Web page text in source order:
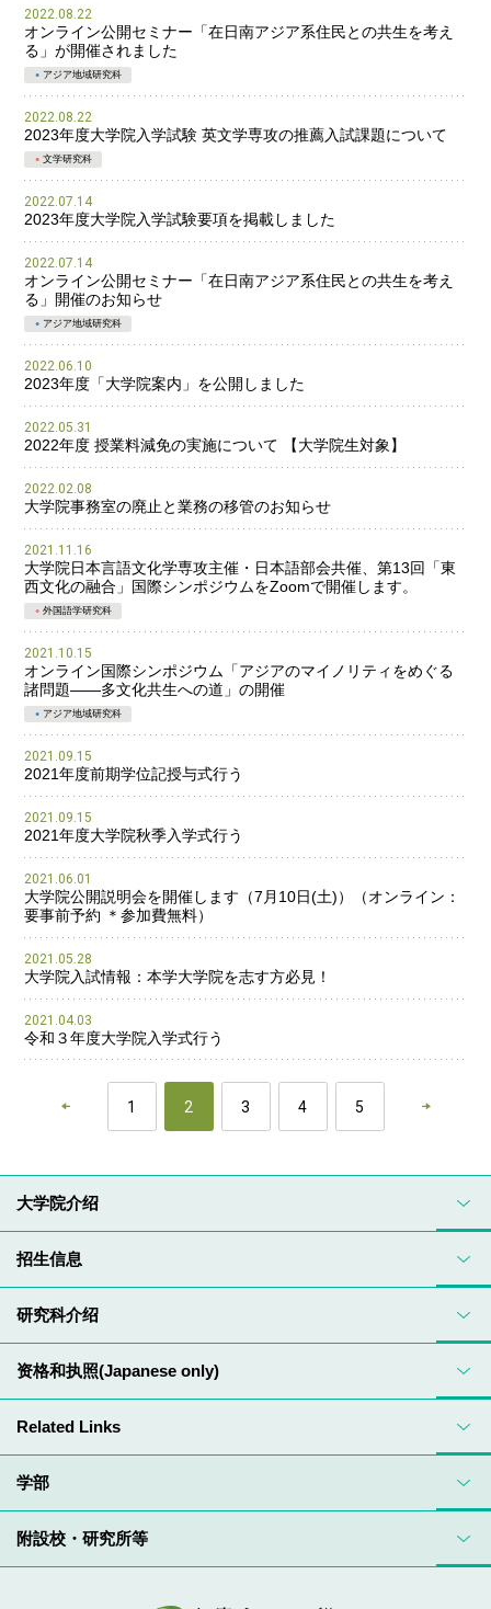
2022.08.22
オンライン公開セミナー「在日南アジア系住民との共生を考え
る」が開催されました
アジア地域研究科
2022.08.22
2023年度大学院入学試験 英文学専攻の推薦入試課題について
文学研究科
2022.07.14
2023年度大学院入学試験要項を掲載しました
2022.07.14
オンライン公開セミナー「在日南アジア系住民との共生を考え
る」開催のお知らせ
アジア地域研究科
2022.06.10
2023年度「大学院案内」を公開しました
2022.05.31
2022年度 授業料減免の実施について 【大学院生対象】
2022.02.08
大学院事務室の廃止と業務の移管のお知らせ
2021.11.16
大学院日本言語文化学専攻主催・日本語部会共催、第13回「東
西文化の融合」国際シンポジウムをZoomで開催します。
外国語学研究科
2021.10.15
オンライン国際シンポジウム「アジアのマイノリティをめぐる
諸問題——多文化共生への道」の開催
アジア地域研究科
2021.09.15
2021年度前期学位記授与式行う
2021.09.15
2021年度大学院秋季入学式行う
2021.06.01
大学院公開説明会を開催します（7月10日(土)）（オンライン：
要事前予約 ＊参加費無料）
2021.05.28
大学院入試情報：本学大学院を志す方必見！
2021.04.03
令和３年度大学院入学式行う
1 2 3 4 5
学部
附設校・研究所等
大学院介绍
招生信息
研究科介绍
资格和执照(Japanese only)
Related Links